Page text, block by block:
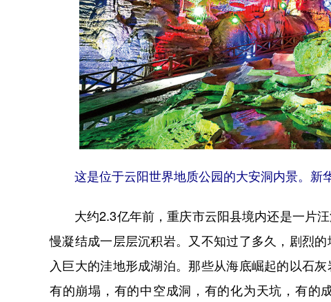
这是位于云阳世界地质公园的大安洞内景。新
大约2.3亿年前，重庆市云阳县境内还是一片汪
慢凝结成一层层沉积岩。又不知过了多久，剧烈
入巨大的洼地形成湖泊。那些从海底崛起的以石
有的崩塌，有的中空成洞，有的化为天坑，有